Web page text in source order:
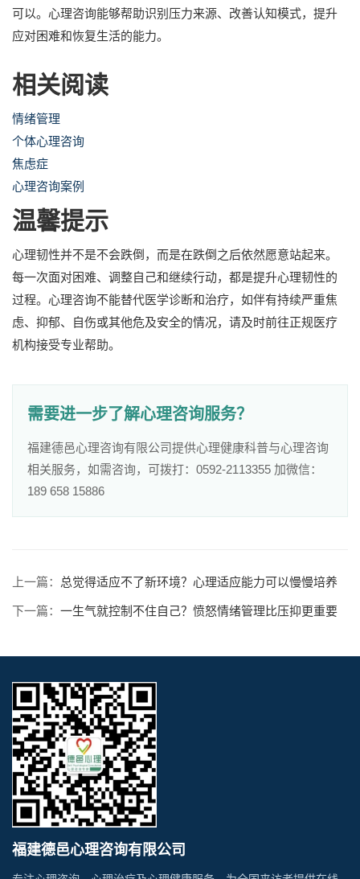
可以。心理咨询能够帮助识别压力来源、改善认知模式，提升
应对困难和恢复生活的能力。
相关阅读
情绪管理
个体心理咨询
焦虑症
心理咨询案例
温馨提示
心理韧性并不是不会跌倒，而是在跌倒之后依然愿意站起来。
每一次面对困难、调整自己和继续行动，都是提升心理韧性的
过程。心理咨询不能替代医学诊断和治疗，如伴有持续严重焦
虑、抑郁、自伤或其他危及安全的情况，请及时前往正规医疗
机构接受专业帮助。
需要进一步了解心理咨询服务？
福建德邑心理咨询有限公司提供心理健康科普与心理咨询
相关服务，如需咨询，可拨打：0592-2113355 加微信：
189 658 15886
上一篇： 总觉得适应不了新环境？心理适应能力可以慢慢培养
下一篇： 一生气就控制不住自己？愤怒情绪管理比压抑更重要
福建德邑心理咨询有限公司